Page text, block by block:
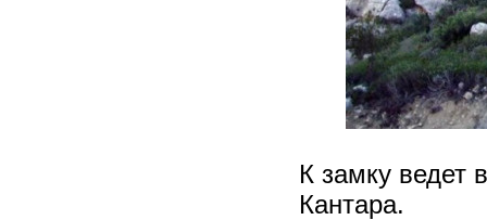
К замку ведет
Кантара.